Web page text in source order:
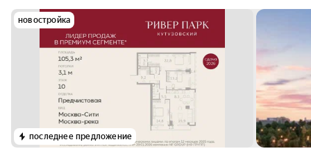
новостройка
последнее предложение